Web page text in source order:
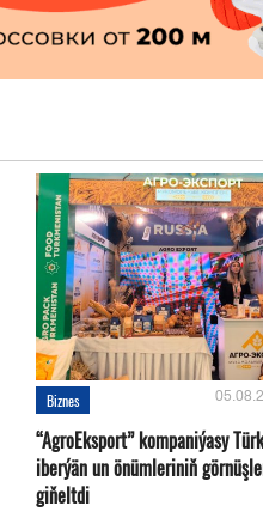
Biznes
“AgroEksport” kompaniýasy
iberýän un önümleriniň
giňeltdi